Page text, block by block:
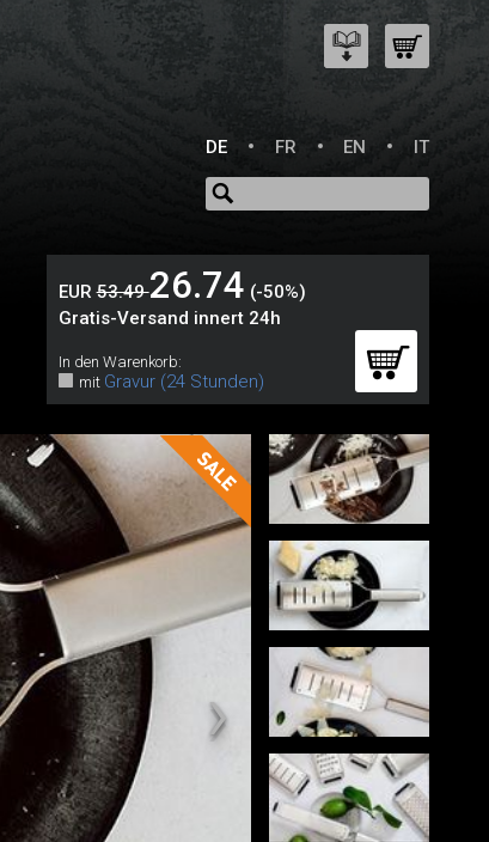
DE
FR EN IT
EUR53.4926.74 (-50%)
Gratis-Versand innert 24h
In den Warenkorb:
mit Gravur (24 Stunden)